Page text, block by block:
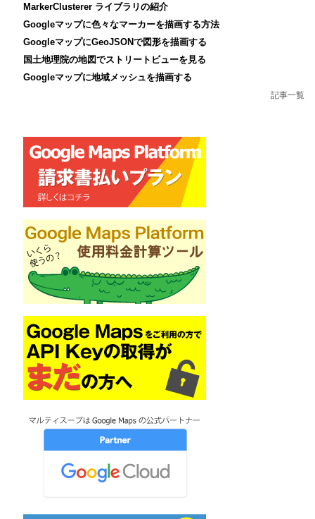
MarkerClusterer ライブラリの紹介
Googleマップに色々なマーカーを描画する方法
GoogleマップにGeoJSONで図形を描画する
国土地理院の地図でストリートビューを見る
Googleマップに地域メッシュを描画する
記事一覧